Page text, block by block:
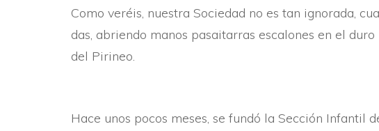
Como veréis, nuestra Sociedad no es tan ig­norada,
das, abriendo manos pasaitarras escalones en el
del Pirineo.
Hace unos pocos meses, se fundó la Sección Infantil